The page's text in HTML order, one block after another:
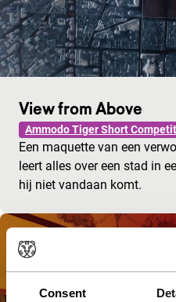
Consent
View from Above
Ammodo Tiger Short
Een maquette van een
leert alles over een stad in
hij niet vandaan komt.